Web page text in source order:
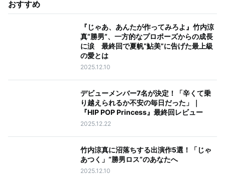
おすすめ
『じゃあ、あんたが作ってみろよ』竹内涼
真“勝男”、一方的なプロポーズからの成長
に涙 最終回で夏帆“鮎美”に告げた最上級
の愛とは
2025.12.10
デビューメンバー7名が決定！「辛くて乗
り越えられるか不安の毎日だった」｜
『HIP POP Princess』最終回レビュー
2025.12.22
竹内涼真に沼落ちする出演作5選！「じゃ
あつく」“勝男ロス”のあなたへ
2025.12.10